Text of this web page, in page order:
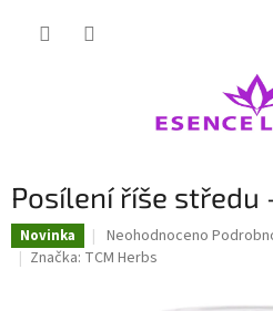
Posílení říše
Novinka
Průměrné
hodnocení
Neohodnoceno
Značka: TCM Herbs